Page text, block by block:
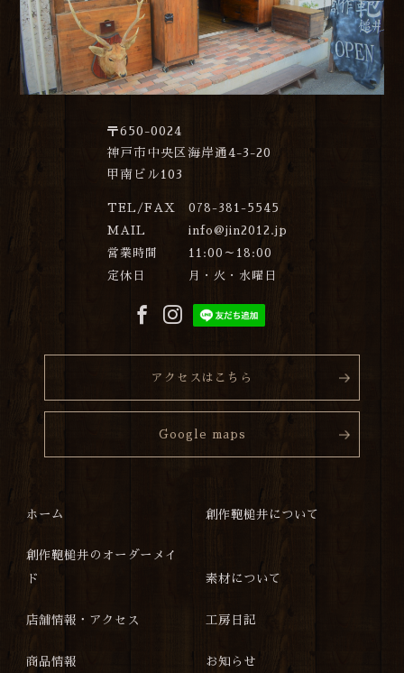
〒650-0024
神戸市中央区海岸通4-3-20
甲南ビル103
TEL/FAX
078-381-5545
MAIL
info@jin2012.jp
営業時間
11:00～18:00
定休日
月・火・水曜日
アクセスはこちら
Google maps
ホーム 創作鞄槌井について
創作鞄槌井のオーダーメイ
ド
素材について
店舗情報・アクセス 工房日記
商品情報 お知らせ